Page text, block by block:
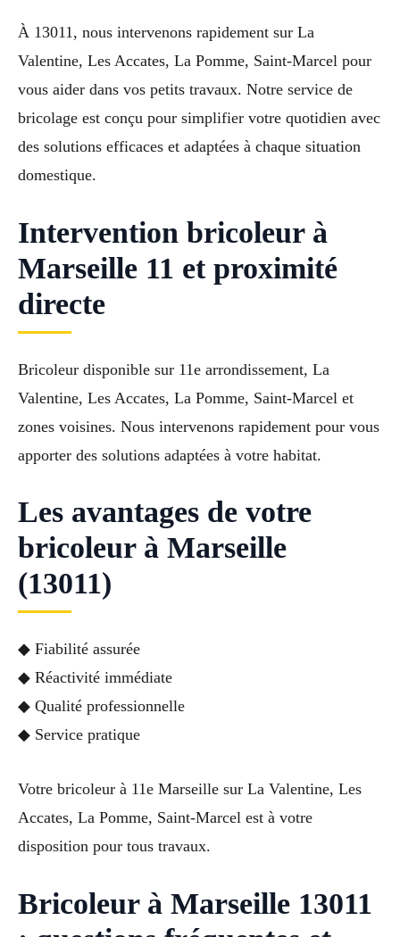
À 13011, nous intervenons rapidement sur La
Valentine, Les Accates, La Pomme, Saint-Marcel pour
vous aider dans vos petits travaux. Notre service de
bricolage est conçu pour simplifier votre quotidien avec
des solutions efficaces et adaptées à chaque situation
domestique.
Intervention bricoleur à
Marseille 11 et proximité
directe
Bricoleur disponible sur 11e arrondissement, La
Valentine, Les Accates, La Pomme, Saint-Marcel et
zones voisines. Nous intervenons rapidement pour vous
apporter des solutions adaptées à votre habitat.
Les avantages de votre
bricoleur à Marseille
(13011)
◆ Fiabilité assurée
◆ Réactivité immédiate
◆ Qualité professionnelle
◆ Service pratique
Votre bricoleur à 11e Marseille sur La Valentine, Les
Accates, La Pomme, Saint-Marcel est à votre
disposition pour tous travaux.
Bricoleur à Marseille 13011